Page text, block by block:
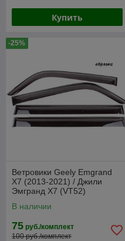
Купить
-25%
Ветровики Geely Emgrand
X7 (2013-2021) / Джили
Эмгранд Х7 (VT52)
В наличии
75 руб./комплект
100 руб./комплект